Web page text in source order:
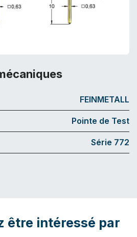
FEINMETALL
Pointe de Test
Série 772
être intéressé par